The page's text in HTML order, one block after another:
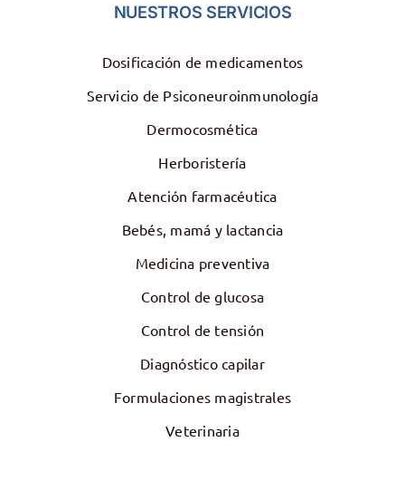
NUESTROS SERVICIOS
Dosificación de medicamentos
Servicio de Psiconeuroinmunología
Dermocosmética
Herboristería
Atención farmacéutica
Bebés, mamá y lactancia
Medicina preventiva
Control de glucosa
Control de tensión
Diagnóstico capilar
Formulaciones magistrales
Veterinaria